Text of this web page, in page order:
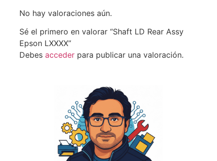
No hay valoraciones aún.
Sé el primero en valorar “Shaft LD Rear Assy
Epson LXXXX”
Debes acceder para publicar una valoración.